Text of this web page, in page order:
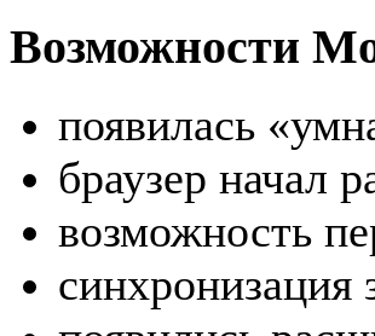
Возможности
появилась
браузер начал
возможность
синхронизация